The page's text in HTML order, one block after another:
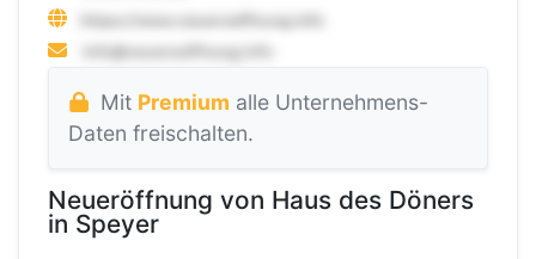
Mit Premium alle Unternehmens-
Daten freischalten.
Neueröffnung von Haus des Döners
in Speyer